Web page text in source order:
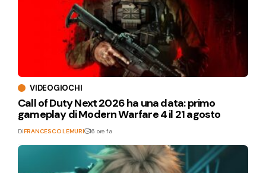
VIDEOGIOCHI
Call of Duty Next 2026 ha una data: primo
gameplay di Modern Warfare 4 il 21 agosto
DiFRANCESCO LEMURI 16 ore fa